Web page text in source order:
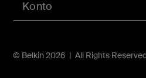
Konto
© Belkin 2026 | All Rights